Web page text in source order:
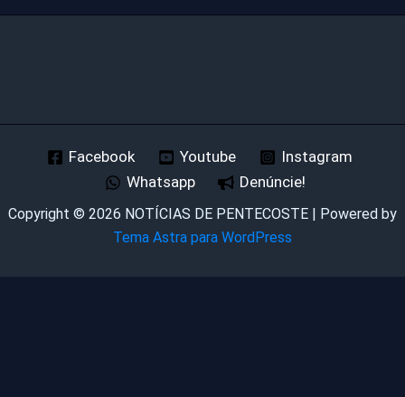
Facebook Youtube
Instagram
Whatsapp
Denúncie!
Copyright © 2026 NOTÍCIAS DE PENTECOSTE | Powered by
Tema Astra para WordPress